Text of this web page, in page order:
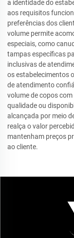
a identidade do
aos requisitos
preferências dos
volume permite
especiais, como
tampas específicas
inclusivas de
os estabelecimentos
de atendimento
volume de copos
qualidade ou
alcançada por meio
realça o valor
mantenham preços
ao cliente.